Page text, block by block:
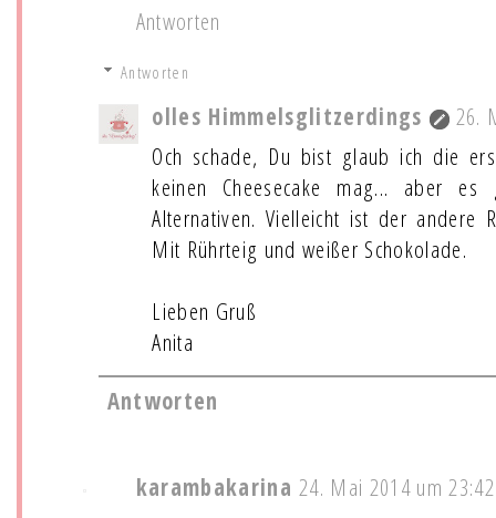
Antworten
Antworten
olles Himmelsglitzerdings
26.
Och schade, Du bist glaub ich die
keinen Cheesecake mag... aber
Alternativen. Vielleicht ist der andere
Mit Rührteig und weißer Schokolade.
Lieben Gruß
Anita
Antworten
karambakarina 24. Mai 2014 um 23:42